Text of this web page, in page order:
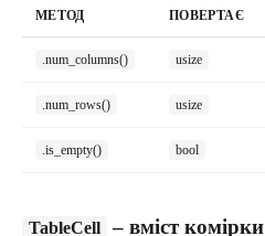
МЕТОД ПОВЕРТАЄ
.num_columns() usize
.num_rows() usize
.is_empty() bool
TableCell – вміст комірки